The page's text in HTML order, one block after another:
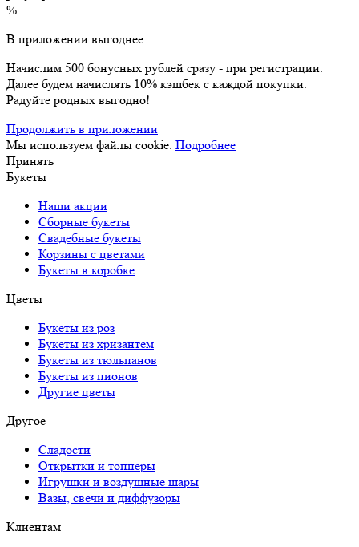
%
В приложении выгоднее
Начислим 500 бонусных рублей сразу - при регистрации.
Далее будем начислять 10% кэшбек с каждой покупки.
Радуйте родных выгодно!
Продолжить в приложении
Мы используем файлы cookie. Подробнее
Принять
Букеты
Наши акции
Сборные букеты
Свадебные букеты
Корзины с цветами
Букеты в коробке
Цветы
Букеты из роз
Букеты из хризантем
Букеты из тюльпанов
Букеты из пионов
Другие цветы
Другое
Сладости
Открытки и топперы
Игрушки и воздушные шары
Вазы, свечи и диффузоры
Клиентам